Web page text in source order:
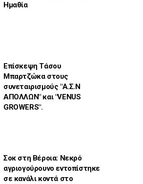
Ημαθία
Επίσκεψη Τάσου
Μπαρτζώκα στους
συνεταιρισμούς "Α.Σ.Ν
ΑΠΟΛΛΩΝ" και "VENUS
GROWERS".
Σοκ στη Βέροια: Νεκρό
αγριογούρουνο εντοπίστηκε
σε κανάλι κοντά στο